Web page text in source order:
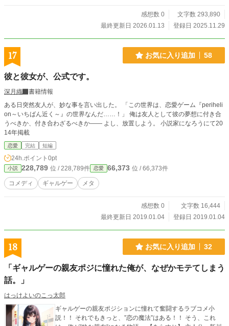
感想数 0
文字数 293,890
最終更新日 2026.01.13
登録日 2025.11.29
17 お気に入り追加 58
彼と彼女が、公式です。
深月織
書籍情報
ある日突然友人が、妙な事を言い出した。 「この世界は、恋愛ゲーム『periheli
on～いちばん近く～』の世界なんだ……！」 俺は友人として彼の夢想に付き合
うべきか、付き合わざるべきか―― よし、放置しよう。 小説家になろうにて20
14年掲載
恋愛 完結 短編
24h.ポイント 0pt
小説 228,789 位 / 228,789件 恋愛 66,373 位 / 66,373件
コメディ ギャルゲー メタ
感想数 0
文字数 16,444
最終更新日 2019.01.04
登録日 2019.01.04
18 お気に入り追加 32
「ギャルゲーの親友ポジに憧れた俺が、なぜかモテてしまう
話。」
はっけよいのこっ太郎
ギャルゲーの親友ポジションに憧れて奮闘するラブコメ小
説！！ それでもきっと、”恋の魔法”はある！！ そう、これ